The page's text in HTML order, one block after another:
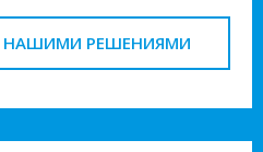
НАШИМИ РЕШЕНИЯМИ